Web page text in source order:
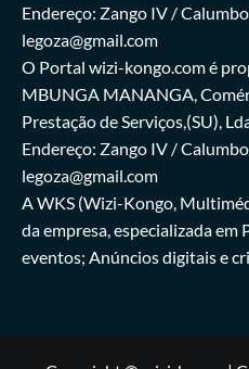
Endereço: Zango IV /
legoza@gmail.com
O Portal wizi-kongo.com é
MBUNGA MANANGA,
Prestação de Serviços,(SU),
Endereço: Zango IV /
legoza@gmail.com
A WKS (Wizi-Kongo,
da empresa, especializada em
eventos; Anúncios digitais e